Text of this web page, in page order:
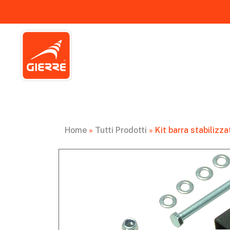
Home » Tutti Prodotti » Kit barra